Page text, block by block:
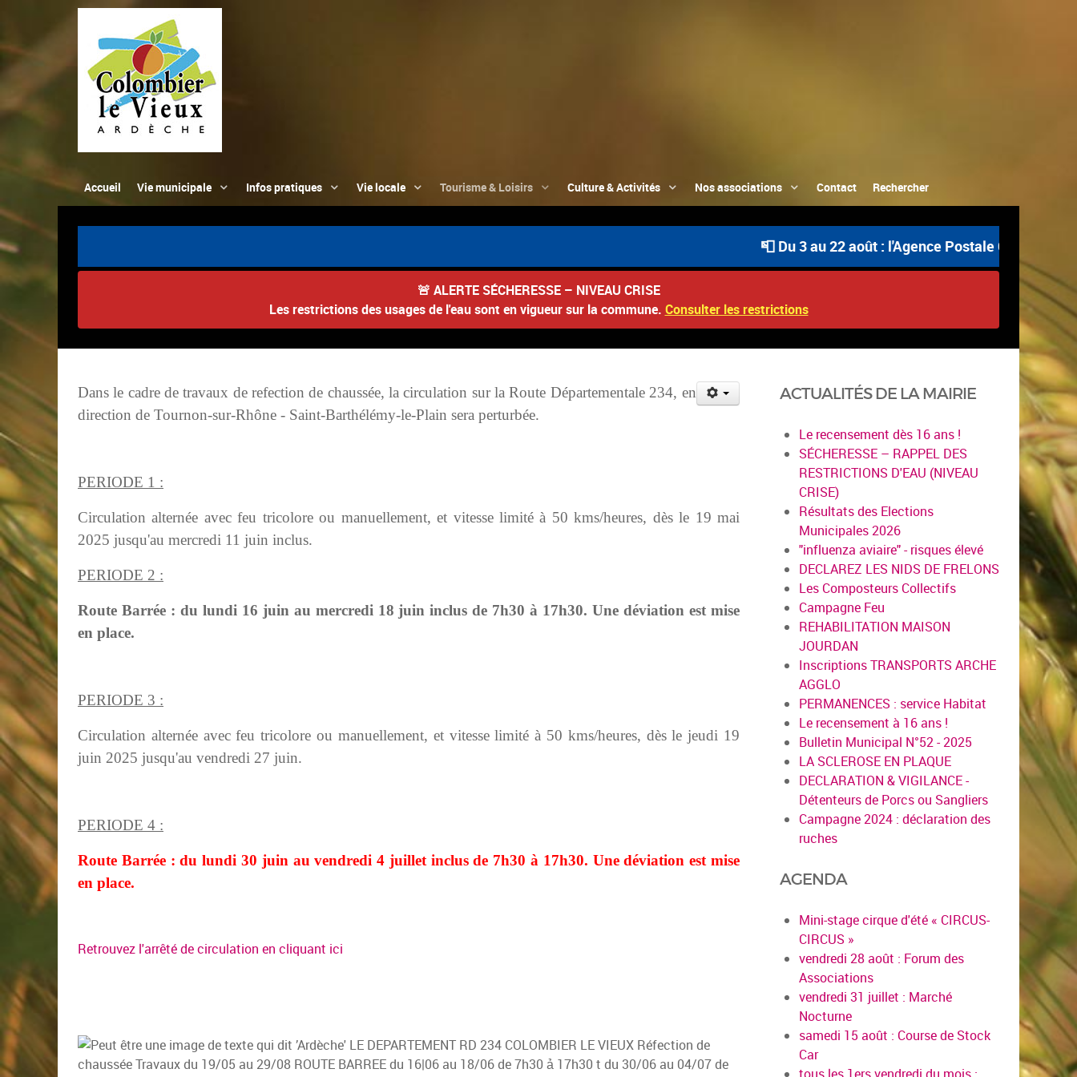
Accueil Vie municipale Infos pratiques Vie locale Tourisme & Loisirs Culture & Activités Nos associations Contact Rechercher
📮 Du 3 au 22 août : l'Agence Postale Communale
🚨 ALERTE SÉCHERESSE – NIVEAU CRISE
Les restrictions des usages de l'eau sont en vigueur sur la commune. Consulter les restrictions
Dans le cadre de travaux de refection de chaussée, la circulation sur la Route Départementale 234, en
direction de Tournon-sur-Rhône - Saint-Barthélémy-le-Plain sera perturbée.
PERIODE 1 :
Circulation alternée avec feu tricolore ou manuellement, et vitesse limité à 50 kms/heures, dès le 19 mai
2025 jusqu'au mercredi 11 juin inclus.
PERIODE 2 :
Route Barrée : du lundi 16 juin au mercredi 18 juin inclus de 7h30 à 17h30. Une déviation est mise
en place.
PERIODE 3 :
Circulation alternée avec feu tricolore ou manuellement, et vitesse limité à 50 kms/heures, dès le jeudi 19
juin 2025 jusqu'au vendredi 27 juin.
PERIODE 4 :
Route Barrée : du lundi 30 juin au vendredi 4 juillet inclus de 7h30 à 17h30. Une déviation est mise
en place.
Retrouvez l'arrêté de circulation en cliquant ici
ACTUALITÉS DE LA MAIRIE
Le recensement dès 16 ans !
SÉCHERESSE – RAPPEL DES
RESTRICTIONS D'EAU (NIVEAU
CRISE)
Résultats des Elections
Municipales 2026
"influenza aviaire" - risques élevé
DECLAREZ LES NIDS DE FRELONS
Les Composteurs Collectifs
Campagne Feu
REHABILITATION MAISON
JOURDAN
Inscriptions TRANSPORTS ARCHE
AGGLO
PERMANENCES : service Habitat
Le recensement à 16 ans !
Bulletin Municipal N°52 - 2025
LA SCLEROSE EN PLAQUE
DECLARATION & VIGILANCE -
Détenteurs de Porcs ou Sangliers
Campagne 2024 : déclaration des
ruches
AGENDA
Mini-stage cirque d'été « CIRCUS-
CIRCUS »
vendredi 28 août : Forum des
Associations
vendredi 31 juillet : Marché
Nocturne
samedi 15 août : Course de Stock
Car